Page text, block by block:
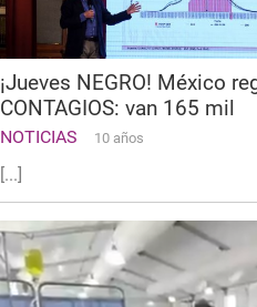
¡Jueves NEGRO! México
CONTAGIOS: van 165 mil
NOTICIAS 10 años
[...]